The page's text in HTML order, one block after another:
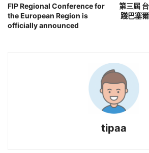
FIP Regional Conference for
the European Region is
officially announced
第三屆
踐巴塞
tipaa